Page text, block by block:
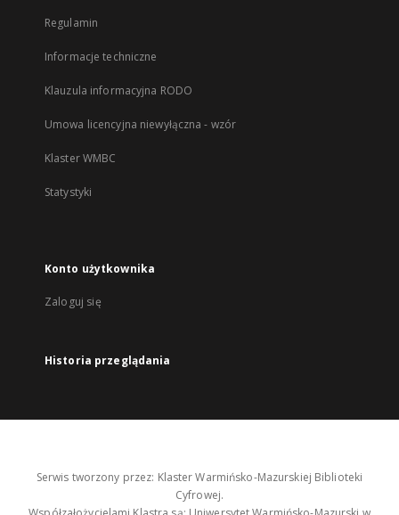
Regulamin
Informacje techniczne
Klauzula informacyjna RODO
Umowa licencyjna niewyłączna - wzór
Klaster WMBC
Statystyki
Konto użytkownika
Zaloguj się
Historia przeglądania
Serwis tworzony przez: Klaster Warmińsko-Mazurskiej Biblioteki
Cyfrowej.